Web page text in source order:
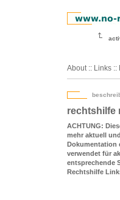
About :: Links ::
rechtshilfe
ACHTUNG:
mehr aktuell
Dokumentation
verwendet für
entsprechende
Rechtshilfe